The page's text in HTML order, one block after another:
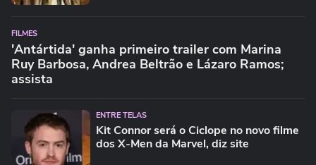
FILMES
'Antártida' ganha primeiro trailer com Marina
Ruy Barbosa, Andrea Beltrão e Lázaro Ramos;
assista
ENTRE TELAS
Kit Connor será o Ciclope no novo filme
dos X-Men da Marvel, diz site